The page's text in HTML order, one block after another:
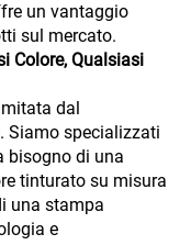
un vantaggio
sul mercato.
Colore, Qualsiasi
dal
Siamo specializzati
bisogno di una
tinturato su misura
una stampa
e